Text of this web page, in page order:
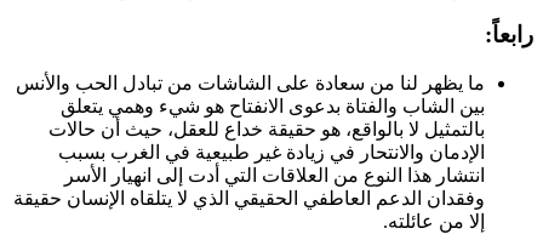
رابعاً:
ما يظهر لنا من سعادة على الشاشات من تبادل الحب والأنس
بين الشاب والفتاة بدعوى الانفتاح هو شيء وهمي يتعلق
بالتمثيل لا بالواقع، هو حقيقة خداع للعقل، حيث أن حالات
الإدمان والانتحار في زيادة غير طبيعية في الغرب بسبب
انتشار هذا النوع من العلاقات التي أدت إلى انهيار الأسر
وفقدان الدعم العاطفي الحقيقي الذي لا يتلقاه الإنسان حقيقة
إلا من عائلته.